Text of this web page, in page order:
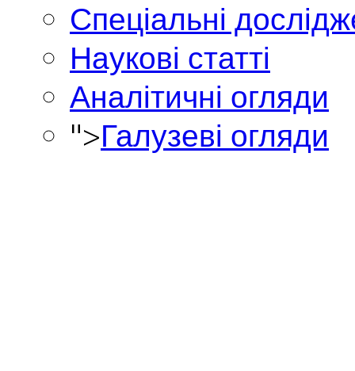
Спеціальні
Наукові статті
Аналітичні огляди
">Галузеві огляди